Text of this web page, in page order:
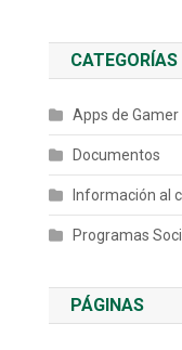
CATEGORÍAS
Apps de Gamer
Documentos
Información al
Programas
PÁGINAS